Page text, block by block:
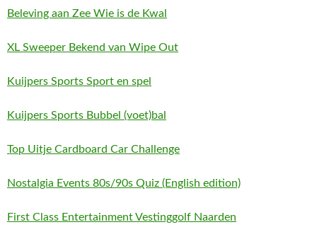
Beleving aan Zee Wie is de Kwal
XL Sweeper Bekend van Wipe Out
Kuijpers Sports Sport en spel
Kuijpers Sports Bubbel (voet)bal
Top Uitje Cardboard Car Challenge
Nostalgia Events 80s/90s Quiz (English edition)
First Class Entertainment Vestinggolf Naarden